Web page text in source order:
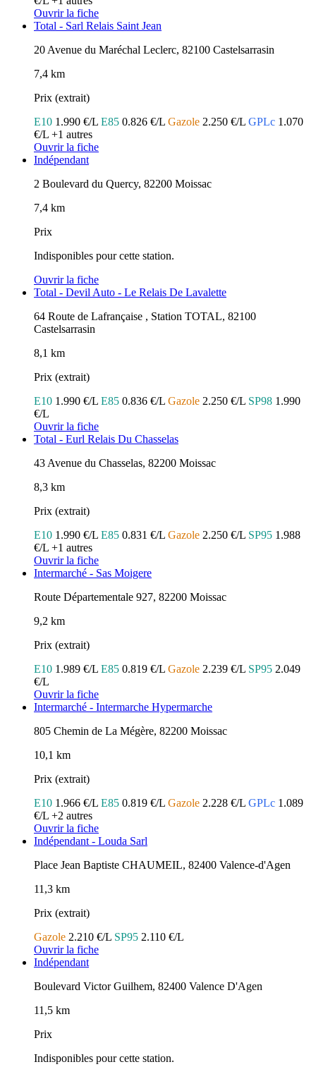
Ouvrir la fiche
Total - Sarl Relais Saint Jean
20 Avenue du Maréchal Leclerc, 82100 Castelsarrasin
7,4 km
Prix (extrait)
E10 1.990 €/L E85 0.826 €/L Gazole 2.250 €/L GPLc 1.070
€/L +1 autres
Ouvrir la fiche
Indépendant
2 Boulevard du Quercy, 82200 Moissac
7,4 km
Prix
Indisponibles pour cette station.
Ouvrir la fiche
Total - Devil Auto - Le Relais De Lavalette
64 Route de Lafrançaise , Station TOTAL, 82100
Castelsarrasin
8,1 km
Prix (extrait)
E10 1.990 €/L E85 0.836 €/L Gazole 2.250 €/L SP98 1.990
€/L
Ouvrir la fiche
Total - Eurl Relais Du Chasselas
43 Avenue du Chasselas, 82200 Moissac
8,3 km
Prix (extrait)
E10 1.990 €/L E85 0.831 €/L Gazole 2.250 €/L SP95 1.988
€/L +1 autres
Ouvrir la fiche
Intermarché - Sas Moigere
Route Départementale 927, 82200 Moissac
9,2 km
Prix (extrait)
E10 1.989 €/L E85 0.819 €/L Gazole 2.239 €/L SP95 2.049
€/L
Ouvrir la fiche
Intermarché - Intermarche Hypermarche
805 Chemin de La Mégère, 82200 Moissac
10,1 km
Prix (extrait)
E10 1.966 €/L E85 0.819 €/L Gazole 2.228 €/L GPLc 1.089
€/L +2 autres
Ouvrir la fiche
Indépendant - Louda Sarl
Place Jean Baptiste CHAUMEIL, 82400 Valence-d'Agen
11,3 km
Prix (extrait)
Gazole 2.210 €/L SP95 2.110 €/L
Ouvrir la fiche
Indépendant
Boulevard Victor Guilhem, 82400 Valence D'Agen
11,5 km
Prix
Indisponibles pour cette station.